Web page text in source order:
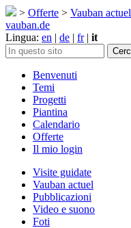
> Offerte > Vauban actuel
vauban.de
Lingua: en | de | fr| it
Benvenuti
Temi
Progetti
Piantina
Calendario
Offerte
Il mio login
Visite guidate
Vauban actuel
Pubblicazioni
Video e suono
Foti